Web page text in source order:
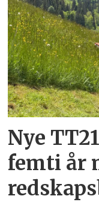
Nye
femti år­